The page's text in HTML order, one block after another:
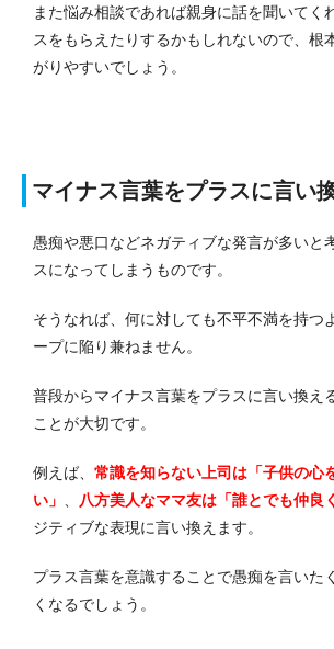
また悩み相談であれば親身に話を聞いてく
スをもらえたりするかもしれないので、根
がりやすいでしょう。
マイナス言葉をプラスに言い
愚痴や悪口などネガティブな発言が多いと
スになってしまうものです。
そうなれば、何に対しても不平不満を持つ
ープに陥り兼ねません。
普段からマイナス言葉をプラスに言い換え
ことが大切です。
例えば、 常識を知らない上司は「子供の心
い」
八方美人なママ友は「誰とでも仲良
ジティブな表現に言い換えます。
プラス言葉を意識することで愚痴を言いた
くなるでしょう。